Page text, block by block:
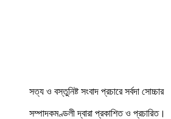
সত্য ও বস্তুনিষ্ট সংবাদ প্রচারে সর্বদা সোচ্চার
সম্পাদকমণ্ডলী দ্বারা প্রকাশিত ও প্রচারিত।